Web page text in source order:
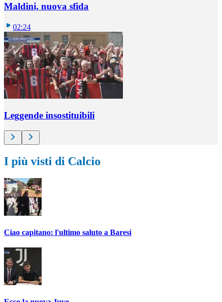
Maldini, nuova sfida
02:24
Leggende insostituibili
I più visti di Calcio
Ciao capitano: l'ultimo saluto a Baresi